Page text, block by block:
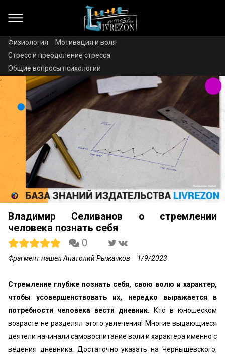
Физиология
Мотивация и воля
Стресс и преодоление стресса
Общие вопросы психологии
Владимир Селиванов о стремлении
человека познать себя
0
Фрагмент нашел Анатолий Рыжачков 1/9/2023
Стремление глубже познать себя, свою волю и характер,
чтобы усовершенствовать их, нередко выражается в
потребности человека вести дневник. Кто в юношеском
возрасте не разделял этого увлечения! Многие выдающиеся
деятели начинали самовоспитание воли и характера именно с
ведения дневника. Достаточно указать на Чернышевского,